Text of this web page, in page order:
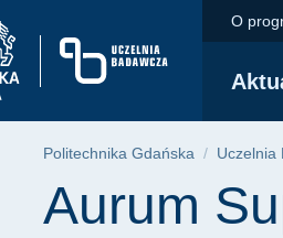
O
Ścieżka
Politechnika Gdańska Uczelnia
Treść strony
Aurum